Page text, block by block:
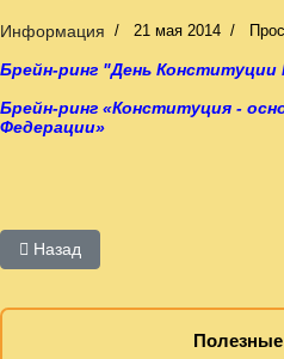
Информация 21 мая 2014
Брейн-ринг "День Конституции
Брейн-ринг «Конституция -
Федерации»
Предыдущий: Экология
Назад